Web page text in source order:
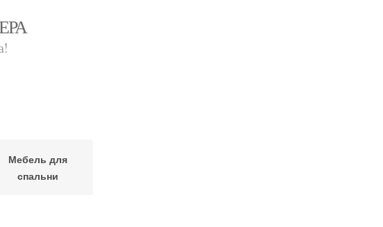
Мебель для
спальни